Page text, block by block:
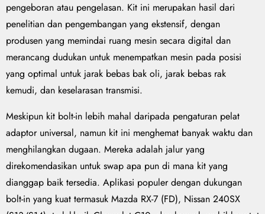
pengeboran atau pengelasan. Kit ini merupakan hasil dari
penelitian dan pengembangan yang ekstensif, dengan
produsen yang memindai ruang mesin secara digital dan
merancang dudukan untuk menempatkan mesin pada posisi
yang optimal untuk jarak bebas bak oli, jarak bebas rak
kemudi, dan keselarasan transmisi.
Meskipun kit bolt-in lebih mahal daripada pengaturan pelat
adaptor universal, namun kit ini menghemat banyak waktu dan
menghilangkan dugaan. Mereka adalah jalur yang
direkomendasikan untuk swap apa pun di mana kit yang
dianggap baik tersedia. Aplikasi populer dengan dukungan
bolt-in yang kuat termasuk Mazda RX-7 (FD), Nissan 240SX